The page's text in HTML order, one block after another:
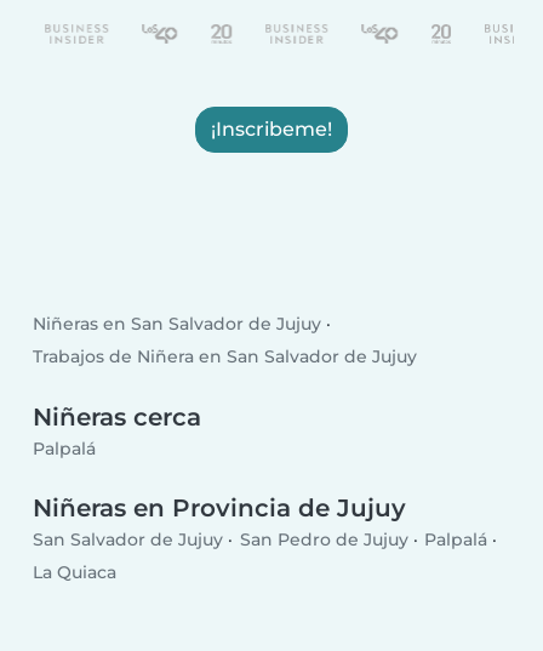
¡Inscribeme!
Niñeras en San Salvador de Jujuy
Trabajos de Niñera en San Salvador de Jujuy
Niñeras cerca
Palpalá
Niñeras en Provincia de Jujuy
San Salvador de Jujuy San Pedro de Jujuy
Palpalá
La Quiaca